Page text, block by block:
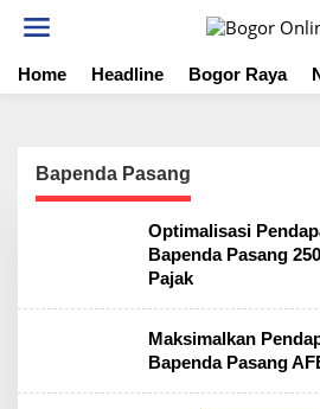
t
Home Headline Bogor Raya
Bapenda Pasang
Optimalisasi
Bapenda Pasang
Pajak
Maksimalkan
Bapenda Pasang